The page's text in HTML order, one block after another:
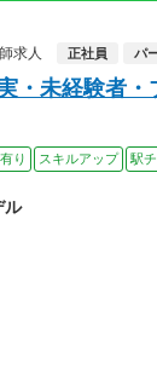
求人
正社員 パ
・未経験者
り スキルアップ 駅
ル